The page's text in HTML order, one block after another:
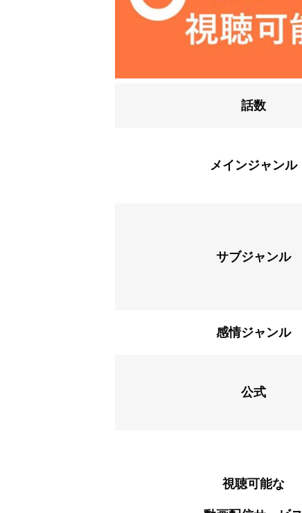
話数
メインジャンル
サブジャンル
感情ジャンル
公式
視聴可能な